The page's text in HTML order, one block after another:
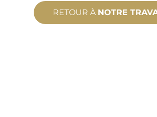
RETOUR À NOTRE